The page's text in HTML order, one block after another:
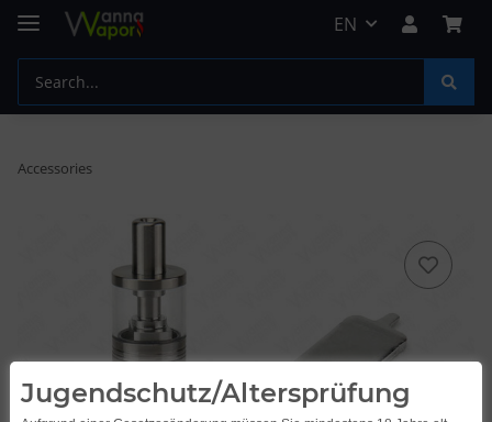
EN
Accessories
Jugendschutz/Altersprüfung